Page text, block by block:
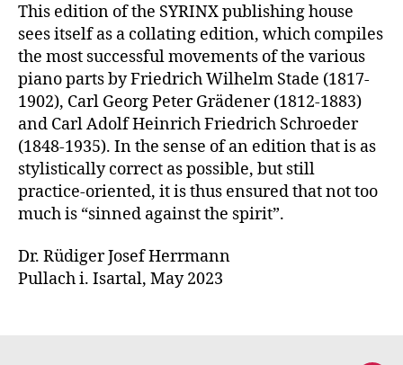
This edition of the SYRINX publishing house
sees itself as a collating edition, which compiles
the most successful movements of the various
piano parts by Friedrich Wilhelm Stade (1817-
1902), Carl Georg Peter Grädener (1812-1883)
and Carl Adolf Heinrich Friedrich Schroeder
(1848-1935). In the sense of an edition that is as
stylistically correct as possible, but still
practice-oriented, it is thus ensured that not too
much is “sinned against the spirit”.
Dr. Rüdiger Josef Herrmann
Pullach i. Isartal, May 2023